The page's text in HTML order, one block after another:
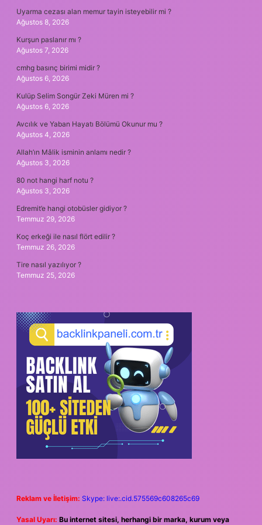
Uyarma cezası alan memur tayin isteyebilir mi ?
Ağustos 8, 2026
Kurşun paslanır mı ?
Ağustos 7, 2026
cmhg basınç birimi midir ?
Ağustos 6, 2026
Kulüp Selim Songür Zeki Müren mi ?
Ağustos 6, 2026
Avcılık ve Yaban Hayatı Bölümü Okunur mu ?
Ağustos 4, 2026
Allah’ın Mâlik isminin anlamı nedir ?
Ağustos 3, 2026
80 not hangi harf notu ?
Ağustos 3, 2026
Edremit’e hangi otobüsler gidiyor ?
Temmuz 29, 2026
Koç erkeği ile nasıl flört edilir ?
Temmuz 26, 2026
Tire nasıl yazılıyor ?
Temmuz 25, 2026
Reklam ve İletişim: Skype: live:.cid.575569c608265c69
Yasal Uyarı: Bu internet sitesi, herhangi bir marka, kurum veya